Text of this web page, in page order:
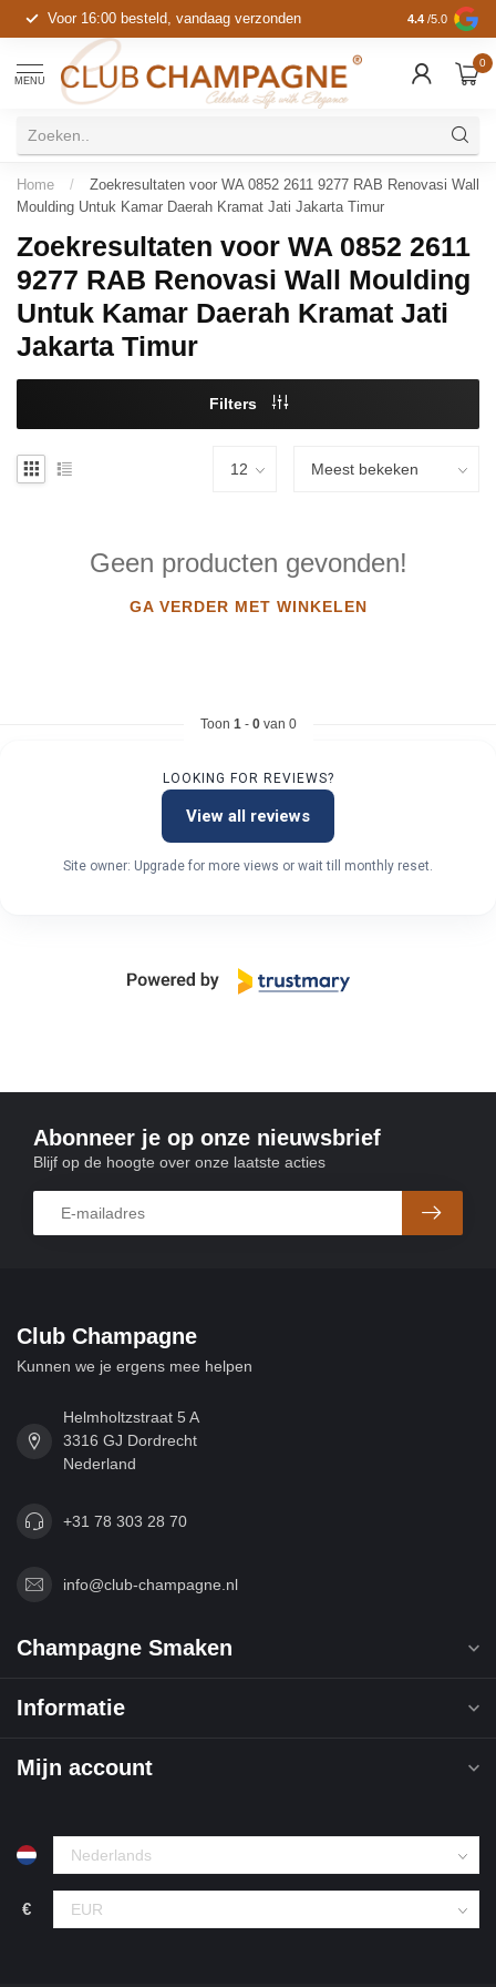
Voor 16:00 besteld, vandaag verzonden 4.4 /5.0
MENU
0
Home /
Zoekresultaten voor WA 0852 2611 9277 RAB Renovasi Wall
Moulding Untuk Kamar Daerah Kramat Jati Jakarta Timur
Zoekresultaten voor WA 0852 2611
9277 RAB Renovasi Wall Moulding
Untuk Kamar Daerah Kramat Jati
Jakarta Timur
Filters
Geen producten gevonden!
GA VERDER MET WINKELEN
Toon 1- 0van 0
LOOKING FOR REVIEWS?
View all reviews
Site owner: Upgrade for more views or wait till monthly reset.
Abonneer je op onze nieuwsbrief
Blijf op de hoogte over onze laatste acties
Club Champagne
Kunnen we je ergens mee helpen
Helmholtzstraat 5 A
3316 GJ Dordrecht
Nederland
+31 78 303 28 70
info@club-champagne.nl
Champagne Smaken
Informatie
Mijn account
€